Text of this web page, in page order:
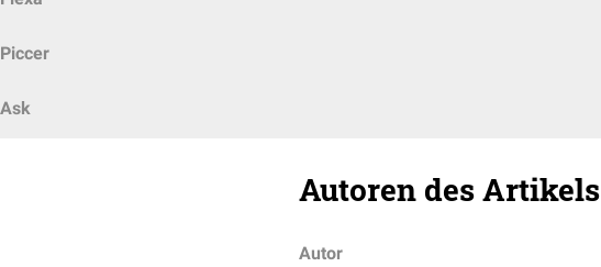
Piccer
Ask
Autoren des Artikels
Autor